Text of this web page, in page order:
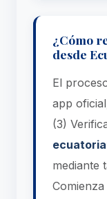
¿Cómo
desde
El
app
(3)
mediante